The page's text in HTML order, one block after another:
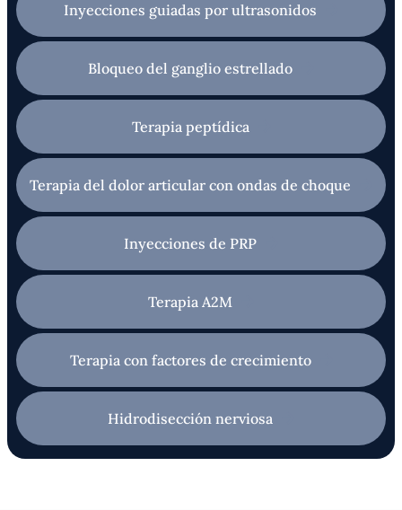
Inyecciones guiadas por ultrasonidos
Bloqueo del ganglio estrellado
Terapia peptídica
Terapia del dolor articular con ondas de choque
Inyecciones de PRP
Terapia A2M
Terapia con factores de crecimiento
Hidrodisección nerviosa